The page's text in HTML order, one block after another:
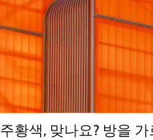
주황색, 맞나요? 방을